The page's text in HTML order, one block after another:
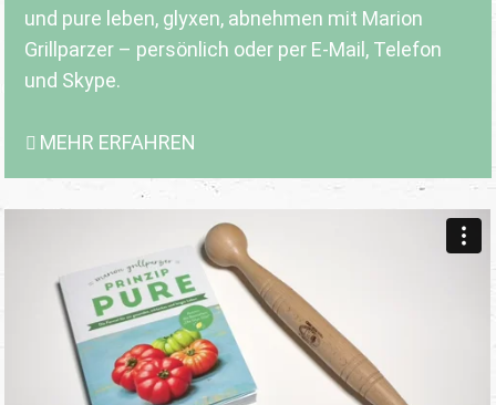
und pure leben, glyxen, abnehmen mit Marion
Grillparzer – persönlich oder per E-Mail, Telefon
und Skype.
MEHR ERFAHREN